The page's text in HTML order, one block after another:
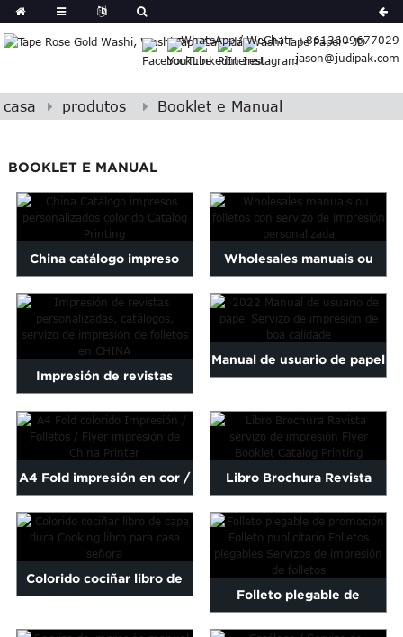
WhatsApp / WeChat: +8613609677029
jason@judipak.com
German
Japanese
Polish
Bosnian
Corsican
Filipino
Hebrew
Igbo
Khmer
Maltese
Burmese
Persian
Samoan
Sundanese
Thai
casa produtos Booklet e Manual
BOOKLET E MANUAL
China catálogo impreso
catálogo personalizado
colorido ...
Wholesales manuais ou
libreto con impresión
personalizada ...
Impresión de revistas
personalizadas, catálogos,
folletos...
Manual de usuario de papel
Boa calidade...
A4 Fold impresión en cor /
Folletos / Flyer impresión
...
Libro Brochura Revista
servizo de impresión Flyer
B ...
Colorido cociñar libro de
Folleto plegable de
promoción Folleto